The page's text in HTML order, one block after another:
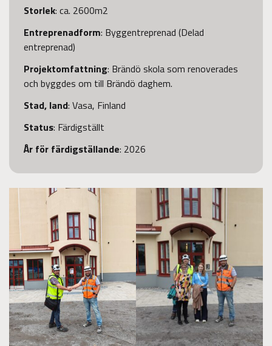
Storlek: ca. 2600m2
Entreprenadform: Byggentreprenad (Delad
entreprenad)
Projektomfattning: Brändö skola som renoverades
och byggdes om till Brändö daghem.
Stad, land: Vasa, Finland
Status: Färdigställt
År för färdigställande: 2026